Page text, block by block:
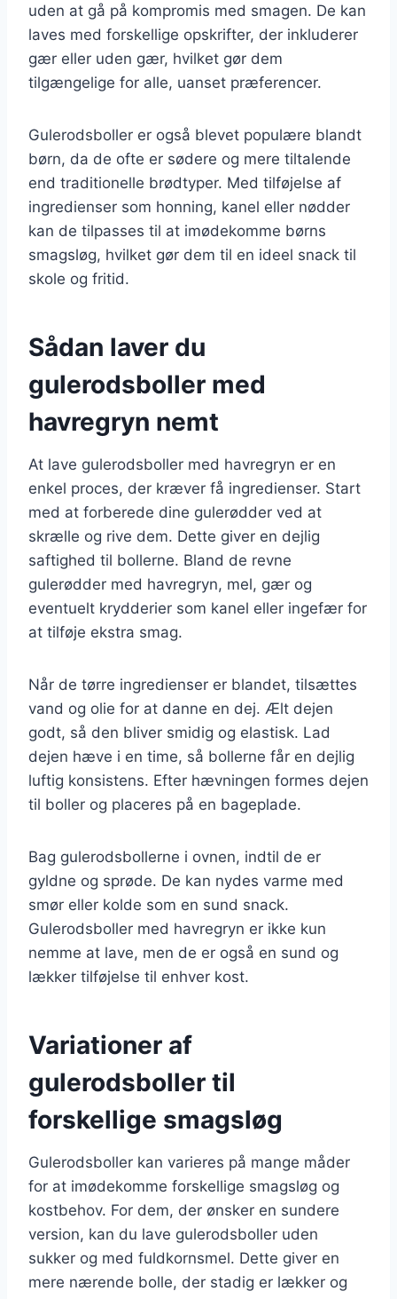
uden at gå på kompromis med smagen. De kan
laves med forskellige opskrifter, der inkluderer
gær eller uden gær, hvilket gør dem
tilgængelige for alle, uanset præferencer.
Gulerodsboller er også blevet populære blandt
børn, da de ofte er sødere og mere tiltalende
end traditionelle brødtyper. Med tilføjelse af
ingredienser som honning, kanel eller nødder
kan de tilpasses til at imødekomme børns
smagsløg, hvilket gør dem til en ideel snack til
skole og fritid.
Sådan laver du
gulerodsboller med
havregryn nemt
At lave gulerodsboller med havregryn er en
enkel proces, der kræver få ingredienser. Start
med at forberede dine gulerødder ved at
skrælle og rive dem. Dette giver en dejlig
saftighed til bollerne. Bland de revne
gulerødder med havregryn, mel, gær og
eventuelt krydderier som kanel eller ingefær for
at tilføje ekstra smag.
Når de tørre ingredienser er blandet, tilsættes
vand og olie for at danne en dej. Ælt dejen
godt, så den bliver smidig og elastisk. Lad
dejen hæve i en time, så bollerne får en dejlig
luftig konsistens. Efter hævningen formes dejen
til boller og placeres på en bageplade.
Bag gulerodsbollerne i ovnen, indtil de er
gyldne og sprøde. De kan nydes varme med
smør eller kolde som en sund snack.
Gulerodsboller med havregryn er ikke kun
nemme at lave, men de er også en sund og
lækker tilføjelse til enhver kost.
Variationer af
gulerodsboller til
forskellige smagsløg
Gulerodsboller kan varieres på mange måder
for at imødekomme forskellige smagsløg og
kostbehov. For dem, der ønsker en sundere
version, kan du lave gulerodsboller uden
sukker og med fuldkornsmel. Dette giver en
mere nærende bolle, der stadig er lækker og